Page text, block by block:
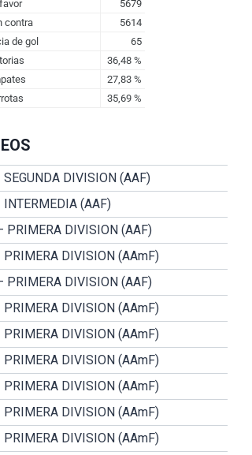
DIVISION (AAF)
(AAF)
PRIMERA DIVISION (AAF)
DIVISION (AAmF)
PRIMERA DIVISION (AAF)
DIVISION (AAmF)
DIVISION (AAmF)
DIVISION (AAmF)
DIVISION (AAmF)
DIVISION (AAmF)
DIVISION (AAmF)